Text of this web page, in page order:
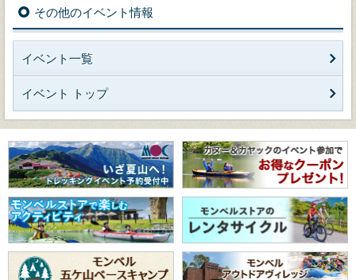
その他のイベント情報
イベント一覧
イベント トップ